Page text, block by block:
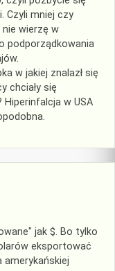
Czyli mniej czy
wierzę w
podporządkowania
w jakiej znalazł się
chciały się
w USA
jak $. Bo tylko
eksportować